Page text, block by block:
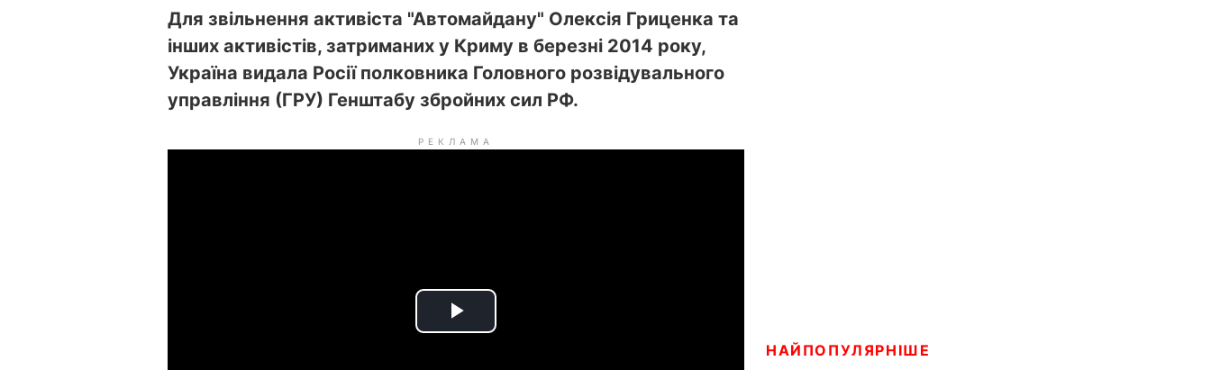
Для звільнення активіста "Автомайдану" Олексія Гриценка та
інших активістів, затриманих у Криму в березні 2014 року,
Україна видала Росії полковника Головного розвідувального
управління (ГРУ) Генштабу збройних сил РФ.
РЕКЛАМА
P
НАЙПОПУЛЯРНІШЕ